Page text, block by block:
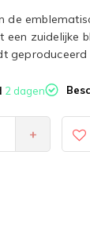
de
een zuidelijke
2 dagen
+